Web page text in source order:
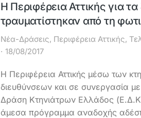
Η Περιφέρεια Αττικής για
τραυματίστηκαν από τη
Νέα-Δράσεις, Περιφέρεια Αττικής,
18/08/2017
Η Περιφέρεια Αττικής μέσω των
διευθύνσεων και σε συνεργασία
Δράση Κτηνιάτρων Ελλάδος
άμεσα πρόγραμμα αναδοχής